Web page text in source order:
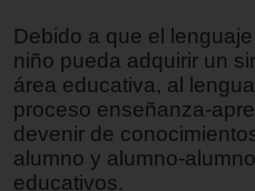
Debido a que el
niño pueda adquirir un
área educativa, al
proceso enseñanza-
devenir de
alumno y alumno-
educativos.